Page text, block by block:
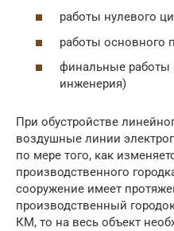
работы нулевого
работы основного
финальные работы
инженерия)
При обустройстве
воздушные линии
по мере того, как
производственного
сооружение имеет
производственный
КМ, то на весь объект